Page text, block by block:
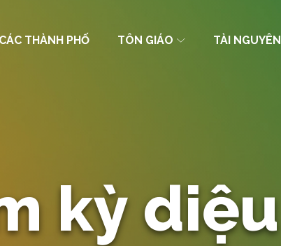
CÁC THÀNH PHỐ TÔN GIÁO TÀI NGUYÊN
kỳ diệu